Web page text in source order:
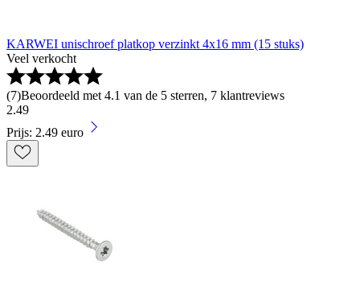
KARWEI unischroef platkop verzinkt 4x16 mm (15 stuks)
Veel verkocht
(7)Beoordeeld met 4.1 van de 5 sterren, 7 klantreviews
2.49
Prijs: 2.49 euro